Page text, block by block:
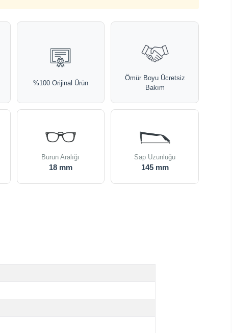
%100 Orijinal Ürün
Ömür Boyu Ücretsiz
Bakım
Burun Aralığı
18 mm
Sap Uzunluğu
145 mm